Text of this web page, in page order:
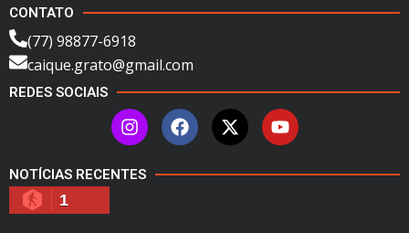
CONTATO
(77) 98877-6918
caique.grato@gmail.com
REDES SOCIAIS
NOTÍCIAS RECENTES
1